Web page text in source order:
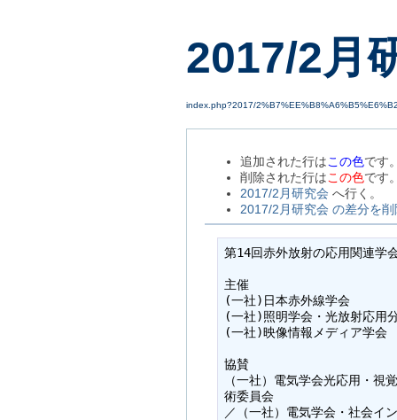
2017/2月
index.php?2017/
追加された行はこの色です
削除された行はこの色です
2017/2月研究会 へ行く。
2017/2月研究会 の差分を削
第14回赤外放射の応用関連学
主催
(一社)日本赤外線学会
(一社)照明学会・光放射応用
(一社)映像情報メディア学会
協賛
（一社）電気学会光応用・視
術委員会
／（一社）電気学会・社会イ